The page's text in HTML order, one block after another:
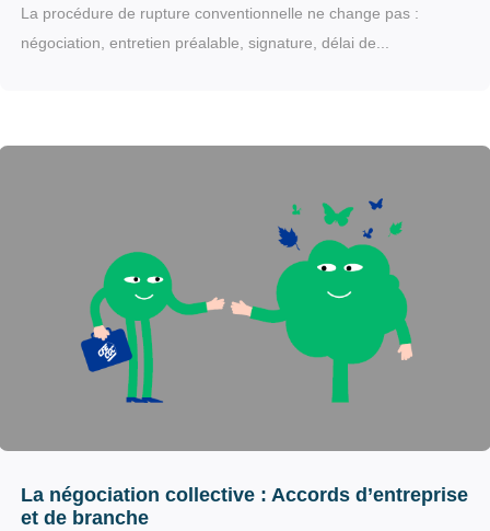
La procédure de rupture conventionnelle ne change pas :
négociation, entretien préalable, signature, délai de...
La négociation collective : Accords d’entreprise
et de branche